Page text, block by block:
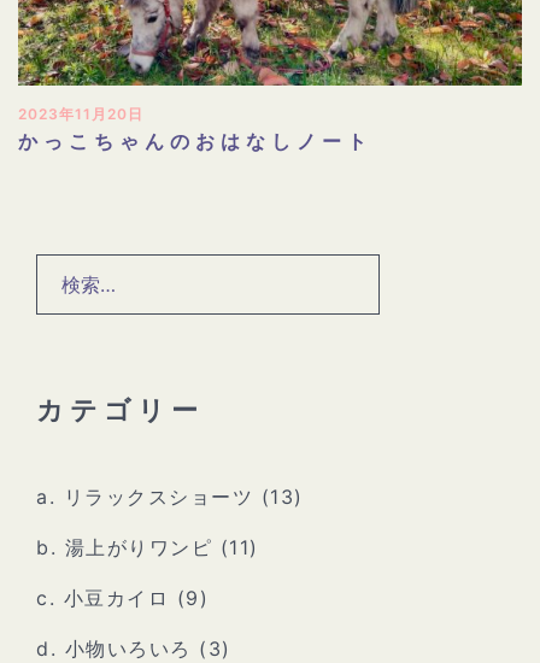
2023年11月20日
かっこちゃんのおはなしノート
カテゴリー
a. リラックスショーツ (13)
b. 湯上がりワンピ (11)
c. 小豆カイロ (9)
d. 小物いろいろ (3)